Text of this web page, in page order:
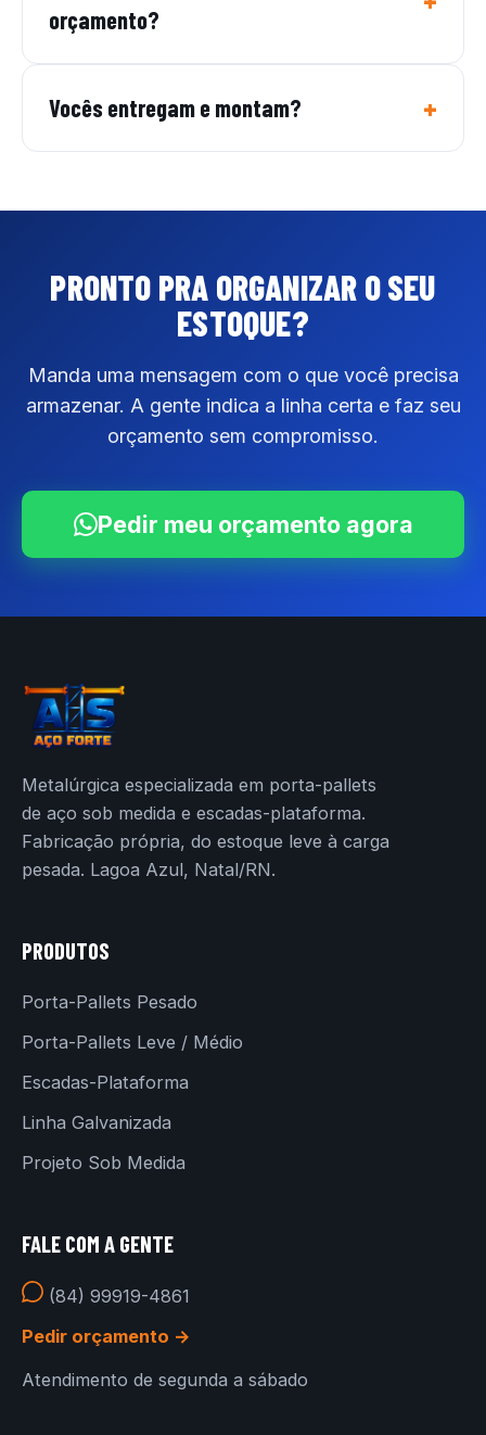
orçamento?
Vocês entregam e montam?
PRONTO PRA ORGANIZAR O SEU
ESTOQUE?
Manda uma mensagem com o que você precisa
armazenar. A gente indica a linha certa e faz seu
orçamento sem compromisso.
Pedir meu orçamento agora
Metalúrgica especializada em porta-pallets
de aço sob medida e escadas-plataforma.
Fabricação própria, do estoque leve à carga
pesada. Lagoa Azul, Natal/RN.
PRODUTOS
Porta-Pallets Pesado
Porta-Pallets Leve / Médio
Escadas-Plataforma
Linha Galvanizada
Projeto Sob Medida
FALE COM A GENTE
(84) 99919-4861
Pedir orçamento →
Atendimento de segunda a sábado